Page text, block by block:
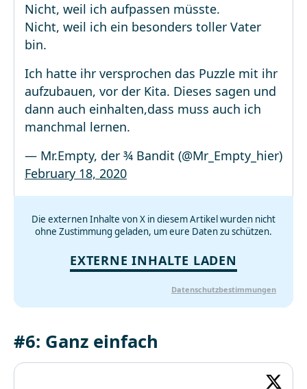
Nicht, weil ich aufpassen müsste.
Nicht, weil ich ein besonders toller Vater
bin.
Ich hatte ihr versprochen das Puzzle mit ihr
aufzubauen, vor der Kita. Dieses sagen und
dann auch einhalten,dass muss auch ich
manchmal lernen.
— Mr.Empty, der ¾ Bandit (@Mr_Empty_hier)
February 18, 2020
Die externen Inhalte von X in diesem Artikel wurden nicht
ohne Zustimmung geladen, um eure Daten zu schützen.
EXTERNE INHALTE LADEN
Datenschutzbestimmungen
#6: Ganz einfach